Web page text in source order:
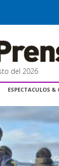
del 2026
ESPECTACULOS &